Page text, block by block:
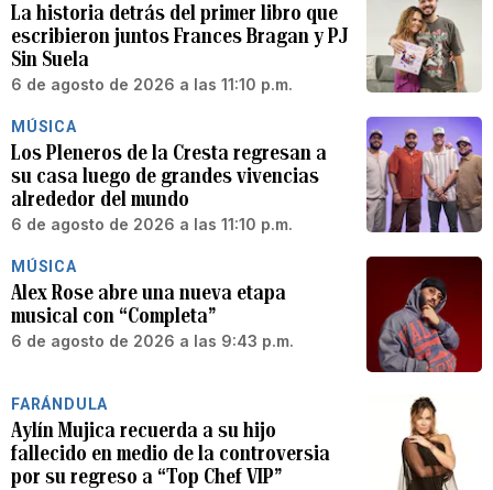
La historia detrás del primer libro que
escribieron juntos Frances Bragan y PJ
Sin Suela
6 de agosto de 2026 a las 11:10 p.m.
MÚSICA
Los Pleneros de la Cresta regresan a
su casa luego de grandes vivencias
alrededor del mundo
6 de agosto de 2026 a las 11:10 p.m.
MÚSICA
Alex Rose abre una nueva etapa
musical con “Completa”
6 de agosto de 2026 a las 9:43 p.m.
FARÁNDULA
Aylín Mujica recuerda a su hijo
fallecido en medio de la controversia
por su regreso a “Top Chef VIP”